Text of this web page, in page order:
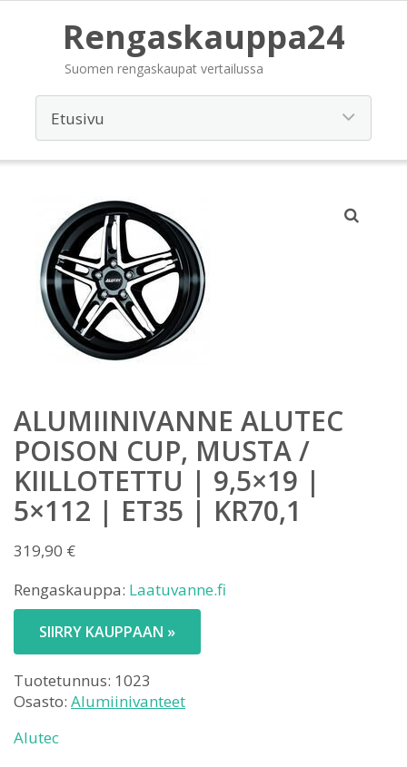
Rengaskauppa24
Suomen rengaskaupat vertailussa
ALUMIINIVANNE ALUTEC
POISON CUP, MUSTA /
KIILLOTETTU | 9,5×19 |
5×112 | ET35 | KR70,1
319,90 €
Rengaskauppa: Laatuvanne.fi
SIIRRY KAUPPAAN »
Tuotetunnus: 1023
Osasto: Alumiinivanteet
Alutec